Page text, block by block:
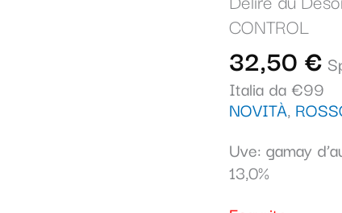
CONTROL
32,50 €
Italia da €99
NOVITÀ,
Uve: gamay
13,0%